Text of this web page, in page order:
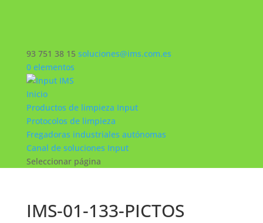
93 751 38 15 soluciones@ims.com.es
0 elementos
Inicio
Productos de limpieza Input
Protocolos de limpieza
Fregadoras industriales autónomas
Canal de soluciones Input
Seleccionar página
IMS-01-133-PICTOS